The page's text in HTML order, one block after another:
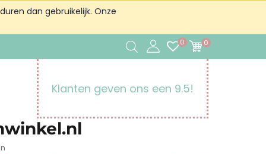
dan gebruikelijk. Onze
0 0
Klanten geven ons een 9.5!